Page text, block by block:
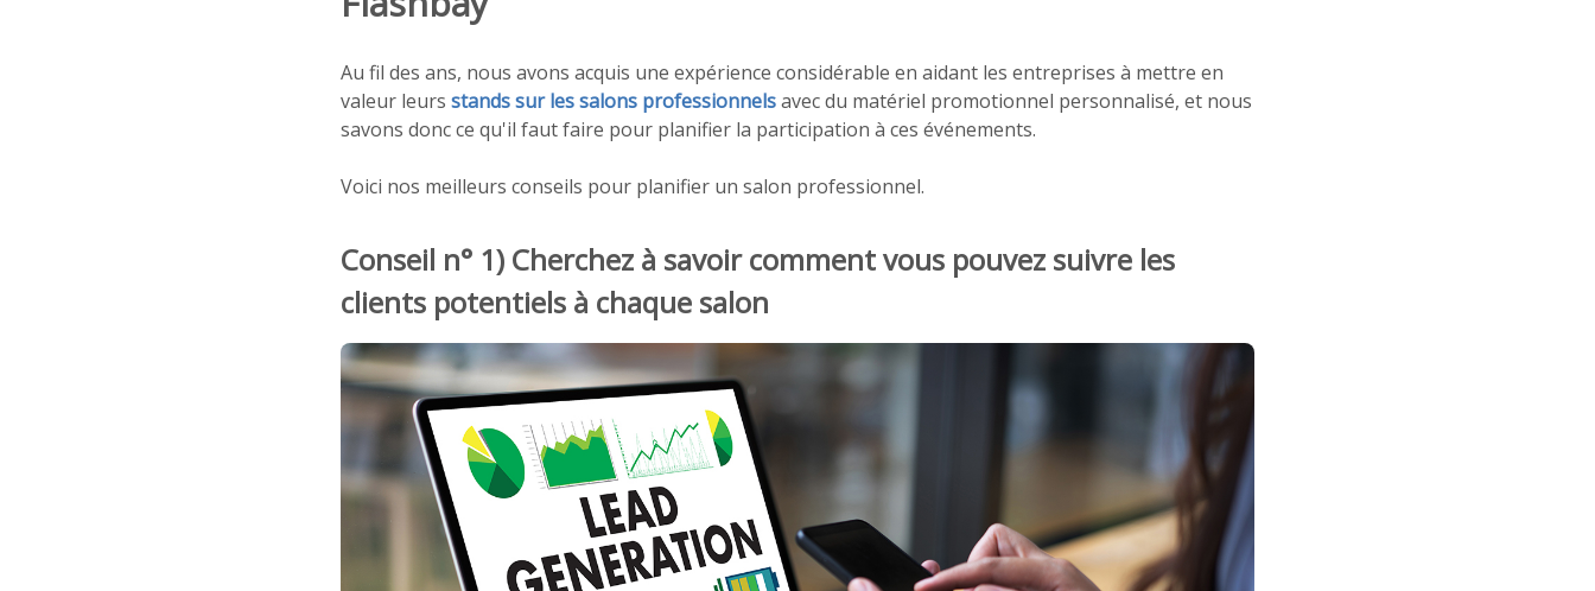
Au fil des ans, nous avons acquis une expérience considérable en aidant les entreprises à mettre en
valeur leurs stands sur les salons professionnelsavec du matériel promotionnel personnalisé, et nous
savons donc ce qu'il faut faire pour planifier la participation à ces événements.
Voici nos meilleurs conseils pour planifier un salon professionnel.
Conseil n° 1) Cherchez à savoir comment vous pouvez suivre les
clients potentiels à chaque salon